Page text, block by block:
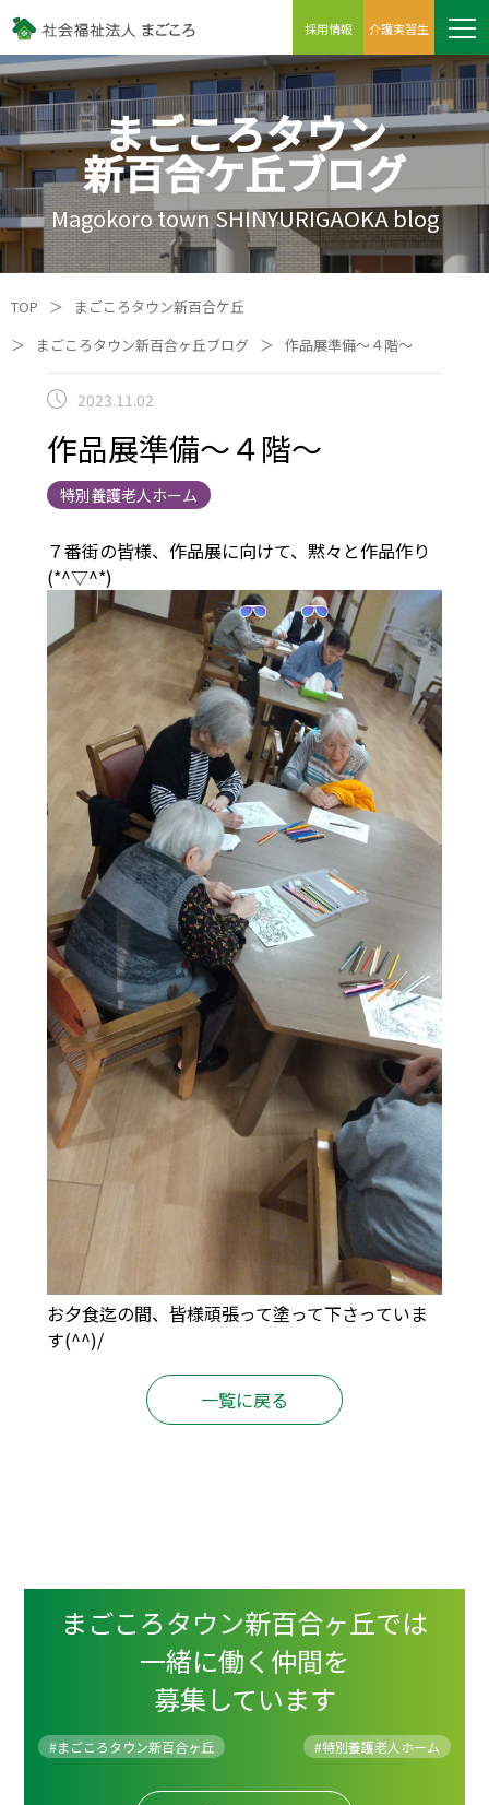
採用情報 介護実習生
まごころタウン
新百合ケ丘ブログ
Magokoro town SHINYURIGAOKA blog
TOP ＞
まごころタウン新百合ケ丘
＞
まごころタウン新百合ヶ丘ブログ ＞ 作品展準備～４階～
2023.11.02
作品展準備～４階～
特別養護老人ホーム
７番街の皆様、作品展に向けて、黙々と作品作り
(*^▽^*)
お夕食迄の間、皆様頑張って塗って下さっていま
す(^^)/
一覧に戻る
まごころタウン新百合ヶ丘では
一緒に働く仲間を
募集しています
#まごころタウン新百合ヶ丘 #特別養護老人ホーム